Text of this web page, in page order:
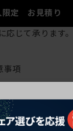
限定 お見積り
応じて承ります。
事項
シ